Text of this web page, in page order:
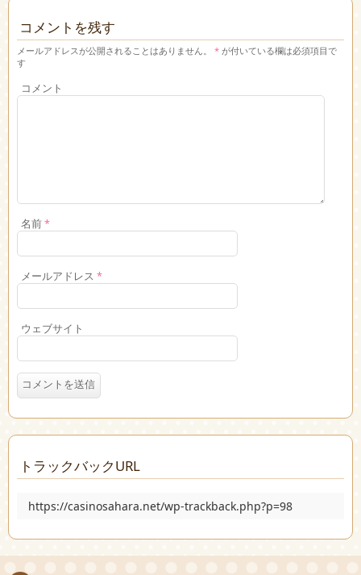
コメントを残す
メールアドレスが公開されることはありません。 * が付いている欄は必須項目で
す
コメント
名前*
メールアドレス *
ウェブサイト
トラックバックURL
https://casinosahara.net/wp-trackback.php?p=98